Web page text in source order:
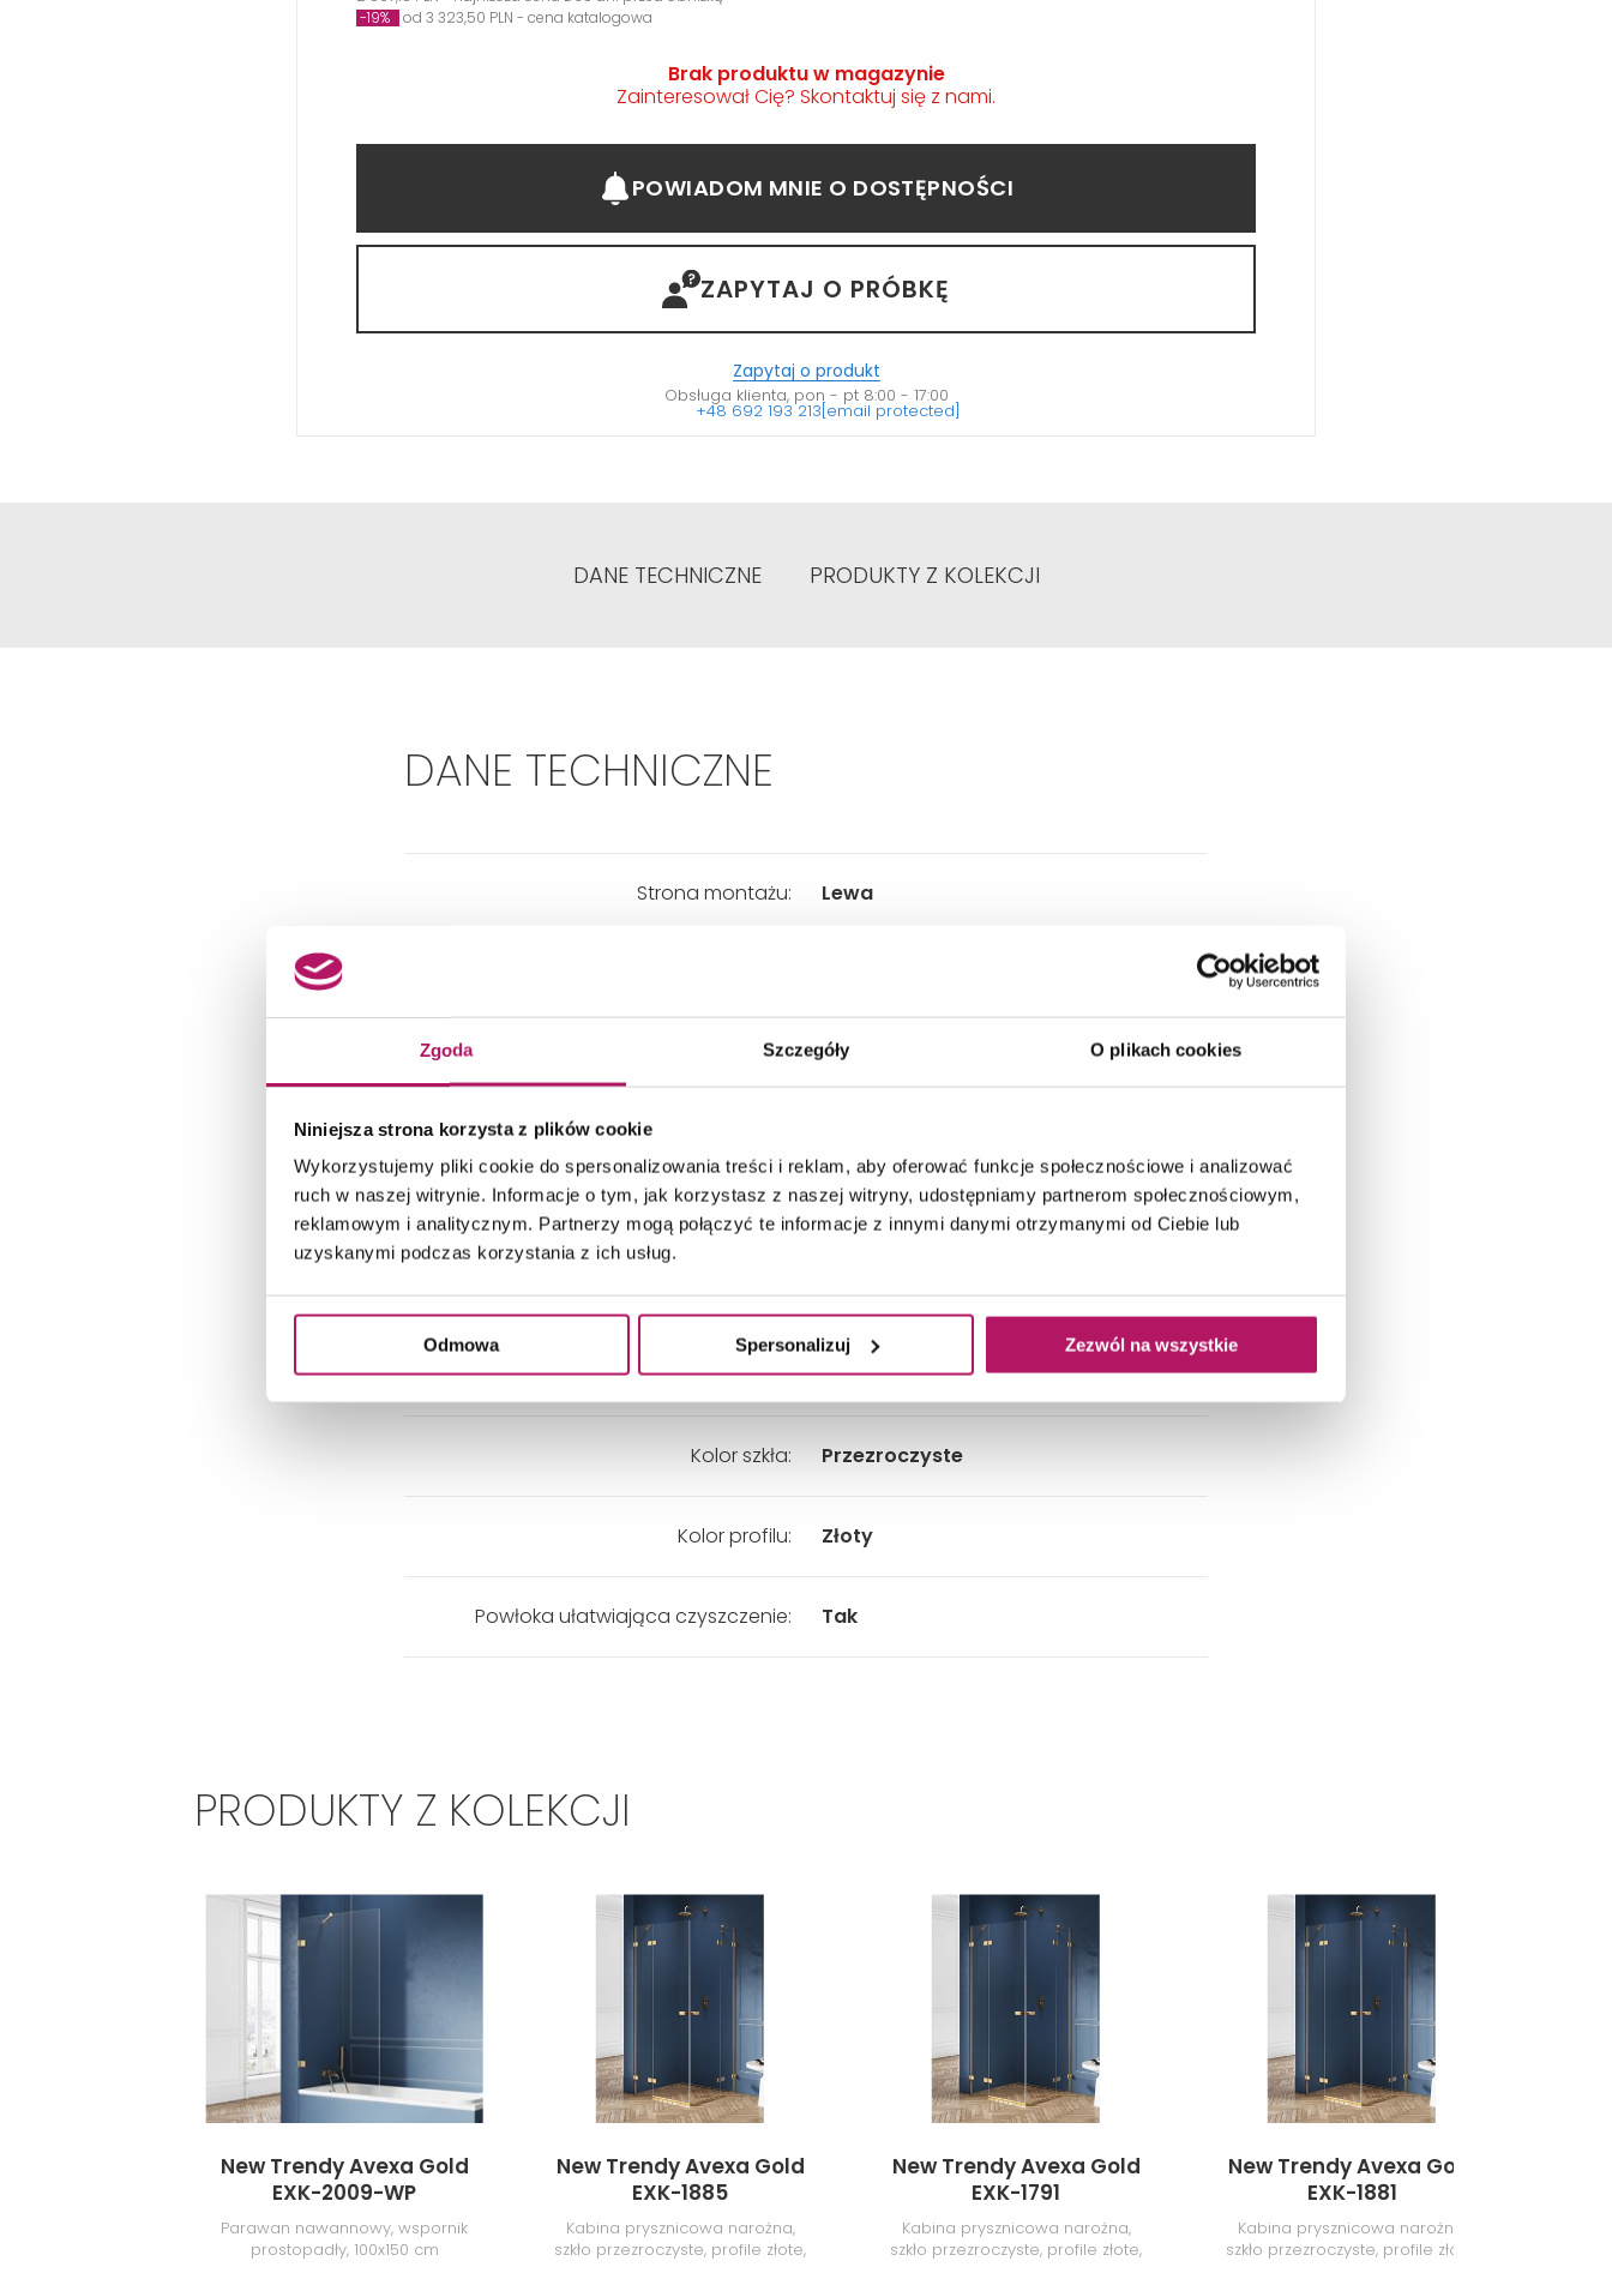
Zgoda Szczegóły O plikach cookies
Niniejsza strona korzysta z plików cookie
Wykorzystujemy pliki cookie do spersonalizowania treści i reklam, aby oferować funkcje społecznościowe i analizować
ruch w naszej witrynie. Informacje o tym, jak korzystasz z naszej witryny, udostępniamy partnerom społecznościowym,
reklamowym i analitycznym. Partnerzy mogą połączyć te informacje z innymi danymi otrzymanymi od Ciebie lub
uzyskanymi podczas korzystania z ich usług.
Odmowa Spersonalizuj Zezwól na wszystkie
-19%
od 3 323,50 PLN - cena katalogowa
Brak produktu w magazynie
Zainteresował Cię? Skontaktuj się z nami.
POWIADOM MNIE O DOSTĘPNOŚCI
ZAPYTAJ O PRÓBKĘ
Zapytaj o produkt
Obsługa klienta, pon - pt 8:00 - 17:00
+48 692 193 213[email protected]
DANE TECHNICZNE PRODUKTY Z KOLEKCJI
DANE TECHNICZNE
Strona montażu: Lewa
Sposób otwierania: Uchylny
Wysokość: 1500 mm
Wypełnienie: Szkło
Grubość szkła: 6 mm
Kolor szkła: Przezroczyste
Kolor profilu: Złoty
Powłoka ułatwiająca czyszczenie: Tak
PRODUKTY Z KOLEKCJI
New Trendy Avexa Gold
EXK-2009-WP
Parawan nawannowy, wspornik
prostopadły, 100x150 cm
New Trendy Avexa Gold
EXK-1885
Kabina prysznicowa narożna,
szkło przezroczyste, profile złote,
New Trendy Avexa Gold
EXK-1791
Kabina prysznicowa narożna,
szkło przezroczyste, profile złote,
New Trendy Avexa Gold
EXK-1881
Kabina prysznicowa narożna,
szkło przezroczyste, profile złote,